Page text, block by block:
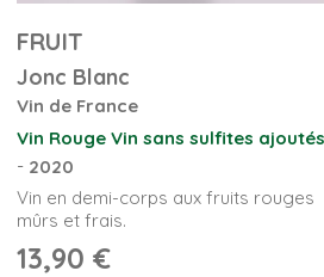
FRUIT
Jonc Blanc
Vin de France
Vin Rouge Vin sans sulfites ajoutés
- 2020
Vin en demi-corps aux fruits rouges
mûrs et frais.
13,90 €